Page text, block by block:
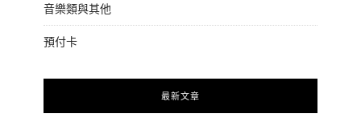
音樂類與其他
預付卡
最新文章